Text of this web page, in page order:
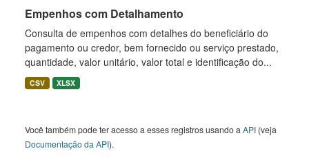
Empenhos com Detalhamento
Consulta de empenhos com detalhes do beneficiário do
pagamento ou credor, bem fornecido ou serviço prestado,
quantidade, valor unitário, valor total e identificação do...
CSV XLSX
Você também pode ter acesso a esses registros usando a API (veja
Documentação da API).